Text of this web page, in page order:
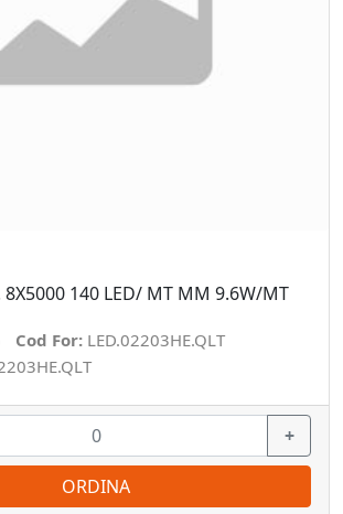
8X5000 140 LED/ MT MM 9.6W/MT
Cod For: LED.02203HE.QLT
+
ORDINA